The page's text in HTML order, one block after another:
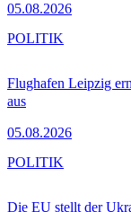
05.08.2026
Flughafen Leipzig
aus
05.08.2026
POLITIK
Die EU stellt der
POLITIK